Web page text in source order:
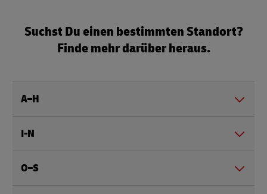
Suchst Du einen bestimmten Standort?
Finde mehr darüber heraus.
A–H
I-N
O–S